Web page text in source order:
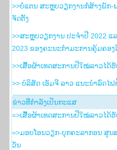
>>ບໍ່ແຕນ ສະຫຼຸບວຽກງານກໍ່ສ້າງພັກ-
ຈັດຕັ້ງ
>>ສະຫຼຸບວຽກງານ ປະຈໍາປີ 2022 ແ
2023 ຂອງຄະນະກໍາມະການຄຸ້ມຄອງ
>>ເສື້ອຜ້າເທດສະການປີໃໝ່ລາວໄດ້
>> ບໍລິສັດ ເອັມຈີ ລາວ ແນະນຳລົດໄຟ
ຂ່າວ​ທີ່​ກຳ​ລັງ​ເປັນ​ກະ​ແສ
=>ເສື້ອຜ້າເທດສະການປີໃໝ່ລາວໄດ້
=>ມອບໂອນວຽກ-ບຸກຄະລາກອນ ສູ
ວັນ